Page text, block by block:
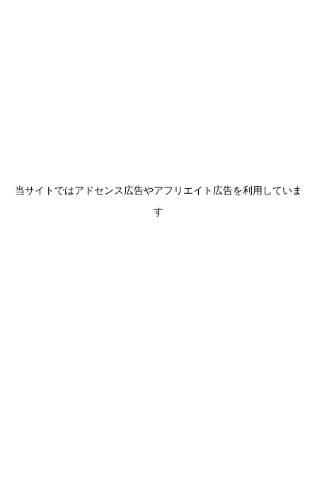
当サイトではアドセンス広告やアフリエイト広告を利用していま
す